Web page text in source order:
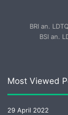
BRI an.
BSI an.
Most Viewed
29 April 2022